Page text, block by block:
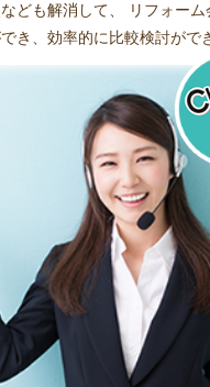
ども解消して、
リフォー
き、効率的に比較検討がで